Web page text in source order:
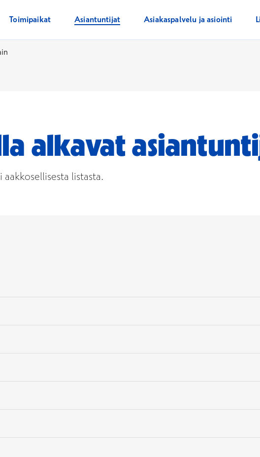
Toimipaikat Asiantuntijat Asiakaspalvelu ja asiointi
alkavat
listasta.